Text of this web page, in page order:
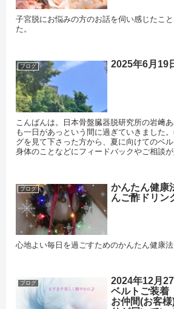
子宮脱にお悩みの方のお話を伺い感じたこ
た。
ブログ 2025年6月19
こんばんは。日本骨盤臓器脱研究所の岩﨑
も一日があっという間に過ぎていきました
グを見て下さった方から、夏に向けてのベ
身体のことなどにフィードバックやご相談が
ブログ
かんたん健康
んご酢ドリ
心地よい毎日を過ごすためのかんたん健康
ブログ
2024年12月
ベルトご装着
お仲間(お客